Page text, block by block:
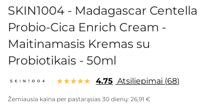
SKIN1004 - Madagascar Centella
Probio-Cica Enrich Cream -
Maitinamasis Kremas su
Probiotikais - 50ml
4.75 Atsiliepimai 68
Žemiausia kaina per pastarąsias 30 dienų: 26,91 €